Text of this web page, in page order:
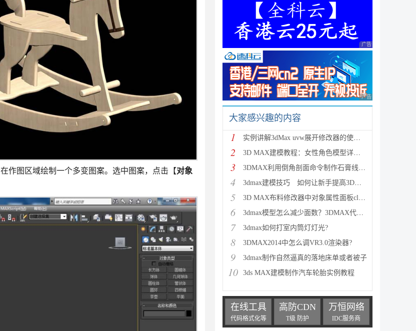
在作图区域绘制一个多变图案。选中图案，点击【对象
广告 商业广告，理性
广告 商业广告，理性
大家感兴趣的内容
1 实例讲解3dMax uvw展开修改器的使用方法
2 3D MAX建模教程：女性角色模型详细图文解析
3 3DMAX利用倒角剖面命令制作石膏线模型的教程
4 3dmax建模技巧 如何让新手提高3D建模效率
5 3D MAX布料修改器中对象属性面板cloth的属性参数讲解
6 3dmax模型怎么减少面数？3DMAX代理物体精简3D文件的教
7 3dmax如何打室内筒灯灯光?
8 3DMAX2014中怎么调VR3.0渲染器?
9 3dmax制作自然逼真的落地床单或者被子
10 3ds MAX建模制作汽车轮胎实例教程
在线工具
代码格式化等
高防CDN
T级 防护
万恒网络
IDC服务商